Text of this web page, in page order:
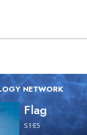
NETWORK
Flag
S1·E5